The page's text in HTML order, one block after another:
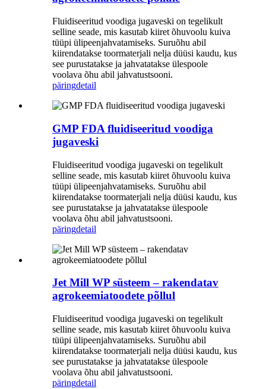
Fluidiseeritud voodiga jugaveski on tegelikult
selline seade, mis kasutab kiiret õhuvoolu kuiva
tüüpi ülipeenjahvatamiseks. Suruõhu abil
kiirendatakse toormaterjali nelja düüsi kaudu, kus
see purustatakse ja jahvatatakse ülespoole
voolava õhu abil jahvatustsooni.
päringdetail
GMP FDA fluidiseeritud voodiga
jugaveski
Fluidiseeritud voodiga jugaveski on tegelikult
selline seade, mis kasutab kiiret õhuvoolu kuiva
tüüpi ülipeenjahvatamiseks. Suruõhu abil
kiirendatakse toormaterjali nelja düüsi kaudu, kus
see purustatakse ja jahvatatakse ülespoole
voolava õhu abil jahvatustsooni.
päringdetail
Jet Mill WP süsteem – rakendatav
agrokeemiatoodete põllul
Fluidiseeritud voodiga jugaveski on tegelikult
selline seade, mis kasutab kiiret õhuvoolu kuiva
tüüpi ülipeenjahvatamiseks. Suruõhu abil
kiirendatakse toormaterjali nelja düüsi kaudu, kus
see purustatakse ja jahvatatakse ülespoole
voolava õhu abil jahvatustsooni.
päringdetail